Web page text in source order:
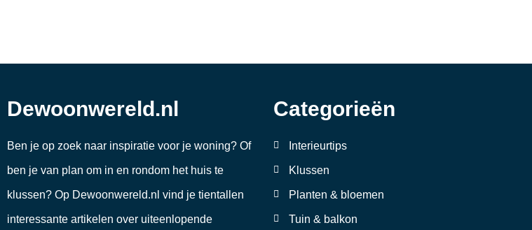
Dewoonwereld.nl
Ben je op zoek naar inspiratie voor je woning? Of
ben je van plan om in en rondom het huis te
klussen? Op Dewoonwereld.nl vind je tientallen
interessante artikelen over uiteenlopende
Categorieën
Interieurtips
Klussen
Planten & bloemen
Tuin & balkon